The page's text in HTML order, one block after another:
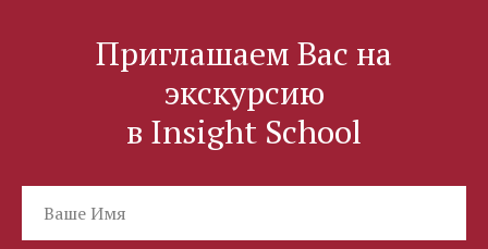
Приглашаем Вас на
экскурсию
в Insight School